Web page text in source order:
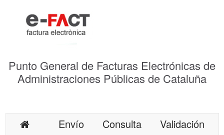
Punto General de Facturas Electrónicas de
Administraciones Públicas de Cataluña
Envío Consulta
Validación